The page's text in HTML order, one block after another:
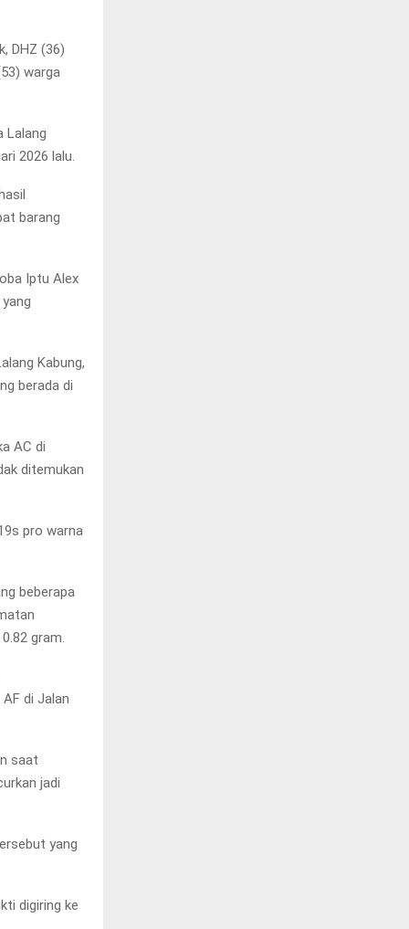
DHZ (36)
warga
Lalang
2026 lalu.
barang
Iptu Alex
Kabung,
berada di
AC di
ditemukan
pro warna
beberapa
gram.
di Jalan
saat
jadi
yang
digiring ke